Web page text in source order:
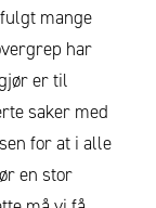
mange
har
er til
saker med
for at i alle
en stor